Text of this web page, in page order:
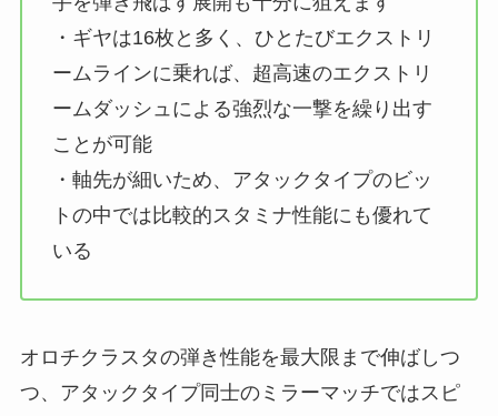
手を弾き飛ばす展開も十分に狙えます
・ギヤは16枚と多く、ひとたびエクストリ
ームラインに乗れば、超高速のエクストリ
ームダッシュによる強烈な一撃を繰り出す
ことが可能
・軸先が細いため、アタックタイプのビッ
トの中では比較的スタミナ性能にも優れて
いる
オロチクラスタの弾き性能を最大限まで伸ばしつ
つ、アタックタイプ同士のミラーマッチではスピ